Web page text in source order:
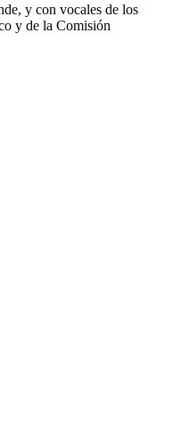
y con vocales de los
y de la Comisión